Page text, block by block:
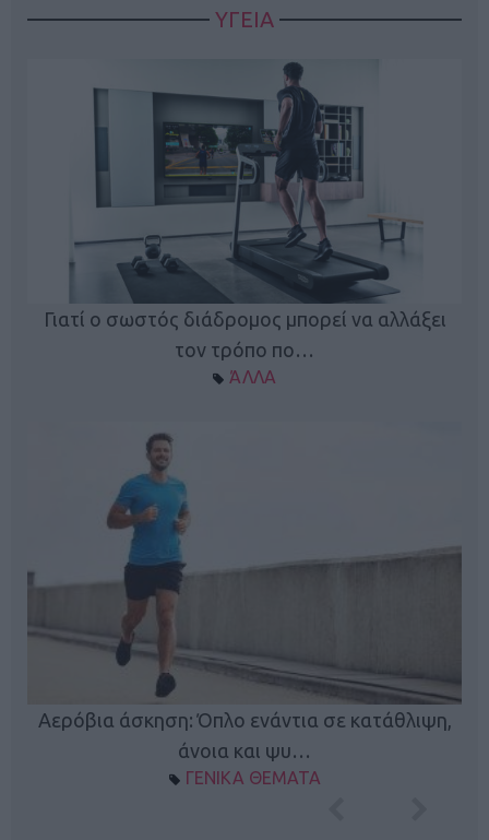
ΥΓΕΙΑ
Γιατί ο σωστός διάδρομος μπορεί να αλλάξει
τον τρόπο πο…
ΆΛΛΑ
Αερόβια άσκηση: Όπλο ενάντια σε κατάθλιψη,
άνοια και ψυ…
ΓΕΝΙΚΑ ΘΕΜΑΤΑ